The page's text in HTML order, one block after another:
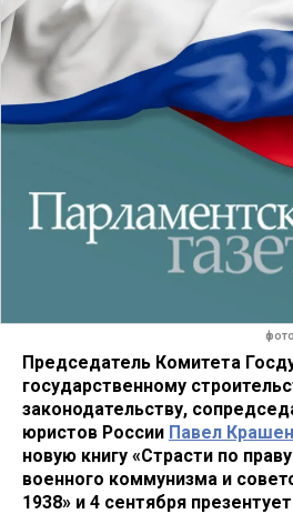
Председатель Комитета
государственному
законодательству,
юристов России Павел
новую книгу «Страсти по
военного коммунизма и
1938» и 4 сентября